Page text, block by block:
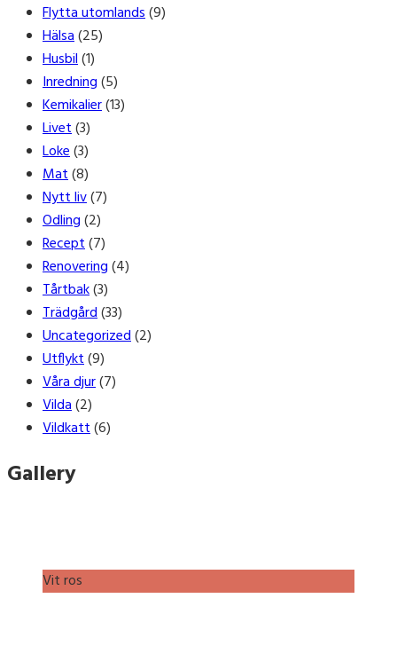
Flytta utomlands(9)
Hälsa(25)
Husbil(1)
Inredning(5)
Kemikalier(13)
Livet(3)
Loke(3)
Mat(8)
Nytt liv(7)
Odling(2)
Recept(7)
Renovering(4)
Tårtbak(3)
Trädgård(33)
Uncategorized(2)
Utflykt(9)
Våra djur(7)
Vilda(2)
Vildkatt(6)
Gallery
Vit ros